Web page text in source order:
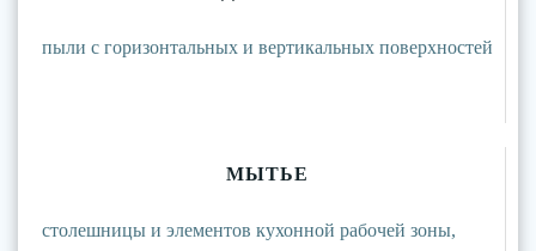
пыли с горизонтальных и вертикальных поверхностей
МЫТЬЕ
столешницы и элементов кухонной рабочей зоны,